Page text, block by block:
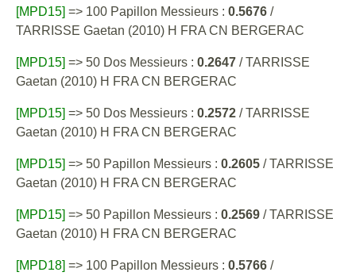
[MPD15] => 100 Papillon Messieurs : 0.5676 /
TARRISSE Gaetan (2010) H FRA CN BERGERAC
[MPD15] => 50 Dos Messieurs : 0.2647 / TARRISSE
Gaetan (2010) H FRA CN BERGERAC
[MPD15] => 50 Dos Messieurs : 0.2572 / TARRISSE
Gaetan (2010) H FRA CN BERGERAC
[MPD15] => 50 Papillon Messieurs : 0.2605 / TARRISSE
Gaetan (2010) H FRA CN BERGERAC
[MPD15] => 50 Papillon Messieurs : 0.2569 / TARRISSE
Gaetan (2010) H FRA CN BERGERAC
[MPD18] => 100 Papillon Messieurs : 0.5766 /